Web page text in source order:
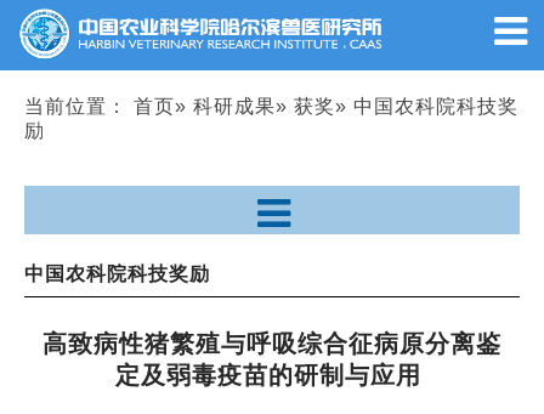
当前位置： 首页» 科研成果» 获奖» 中国农科院科技奖
励
中国农科院科技奖励
高致病性猪繁殖与呼吸综合征病原分离鉴
定及弱毒疫苗的研制与应用